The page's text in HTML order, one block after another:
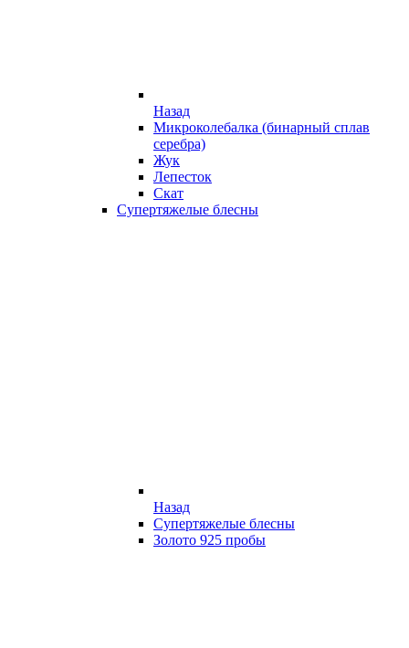
Назад
Микроколебалка (бинарный сплав
серебра)
Жук
Лепесток
Скат
Супертяжелые блесны
Назад
Супертяжелые блесны
Золото 925 пробы